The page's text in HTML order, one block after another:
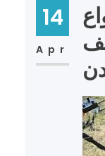
14
Apr